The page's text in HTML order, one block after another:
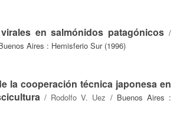
en salmónidos patagónicos /
Aires : Hemisferio Sur (1996)
la cooperación técnica japonesa en
/ Rodolfo V. Uez / Buenos Aires :